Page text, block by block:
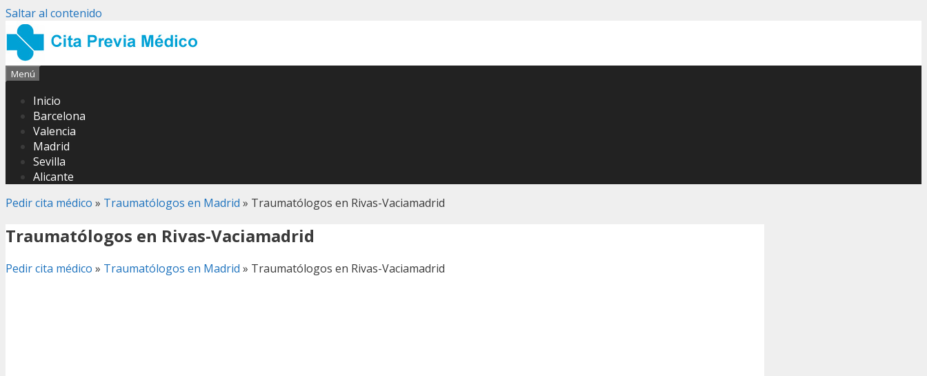
Saltar al contenido
Menú
Inicio
Barcelona
Valencia
Madrid
Sevilla
Alicante
Pedir cita médico » Traumatólogos en Madrid » Traumatólogos en Rivas-Vaciamadrid
Traumatólogos en Rivas-Vaciamadrid
Pedir cita médico » Traumatólogos en Madrid » Traumatólogos en Rivas-Vaciamadrid